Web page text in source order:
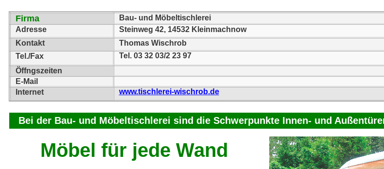
Möbel für jede Wand
Firma
Bau- und Möbeltischlerei
Adresse
Steinweg 42, 14532 Kleinmachnow
Kontakt
Thomas Wischrob
Tel./Fax
Tel. 03 32 03/2 23 97
Öffngszeiten
E-Mail
Internet
www.tischlerei-wischrob.de
Bei der Bau- und Möbeltischlerei sind die Schwerpunkte Innen- und